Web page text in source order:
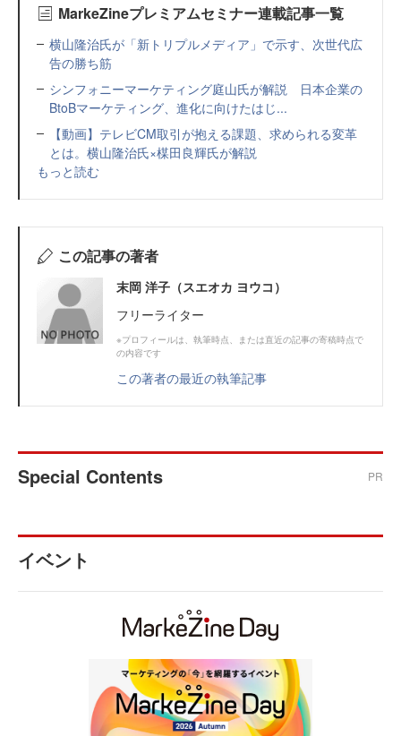
MarkeZineプレミアムセミナー連載記事一覧
横山隆治氏が「新トリプルメディア」で示す、次世代広
告の勝ち筋
シンフォニーマーケティング庭山氏が解説 日本企業の
BtoBマーケティング、進化に向けたはじ...
【動画】テレビCM取引が抱える課題、求められる変革
とは。横山隆治氏×楳田良輝氏が解説
もっと読む
この記事の著者
末岡 洋子（スエオカ ヨウコ）
フリーライター
※プロフィールは、執筆時点、または直近の記事の寄稿時点で
の内容です
この著者の最近の執筆記事
Special Contents PR
イベント